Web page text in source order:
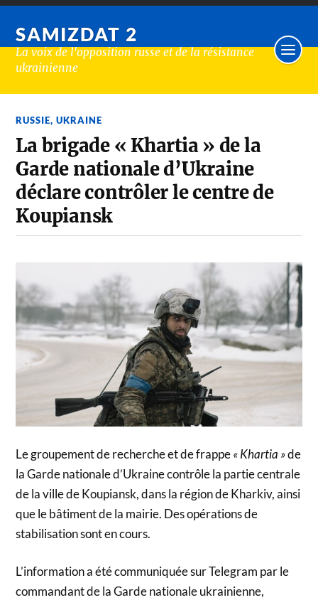
SAMIZDAT 2
La voix de l'opposition russe et de la résistance
ukrainienne
RUSSIE,UKRAINE
La brigade « Khartia » de la
Garde nationale d’Ukraine
déclare contrôler le centre de
Koupiansk
Le groupement de recherche et de frappe« Khartia »de
la Garde nationale d’Ukraine contrôle la partie centrale
de la ville de Koupiansk, dans la région de Kharkiv, ainsi
que le bâtiment de la mairie. Des opérations de
stabilisation sont en cours.
L’information a été communiquée sur Telegram par le
commandant de la Garde nationale ukrainienne,